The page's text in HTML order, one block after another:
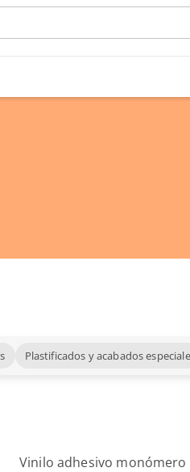
Plastificados y acabados
Vinilo adhesivo monómero